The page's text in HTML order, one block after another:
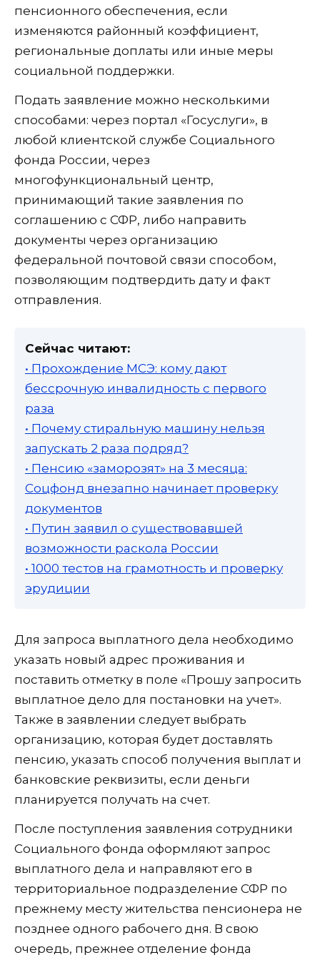
пенсионного обеспечения, если
изменяются районный коэффициент,
региональные доплаты или иные меры
социальной поддержки.
Подать заявление можно несколькими
способами: через портал «Госуслуги», в
любой клиентской службе Социального
фонда России, через
многофункциональный центр,
принимающий такие заявления по
соглашению с СФР, либо направить
документы через организацию
федеральной почтовой связи способом,
позволяющим подтвердить дату и факт
отправления.
Сейчас читают:
• Прохождение МСЭ: кому дают
бессрочную инвалидность с первого
раза
• Почему стиральную машину нельзя
запускать 2 раза подряд?
• Пенсию «заморозят» на 3 месяца:
Соцфонд внезапно начинает проверку
документов
• Путин заявил о существовавшей
возможности раскола России
• 1000 тестов на грамотность и проверку
эрудиции
Для запроса выплатного дела необходимо
указать новый адрес проживания и
поставить отметку в поле «Прошу запросить
выплатное дело для постановки на учет».
Также в заявлении следует выбрать
организацию, которая будет доставлять
пенсию, указать способ получения выплат и
банковские реквизиты, если деньги
планируется получать на счет.
После поступления заявления сотрудники
Социального фонда оформляют запрос
выплатного дела и направляют его в
территориальное подразделение СФР по
прежнему месту жительства пенсионера не
позднее одного рабочего дня. В свою
очередь, прежнее отделение фонда